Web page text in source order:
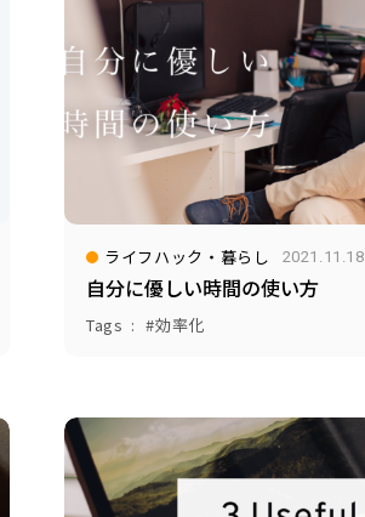
ライフハック・暮らし 2021.11.18
自分に優しい時間の使い方
Tags 効率化